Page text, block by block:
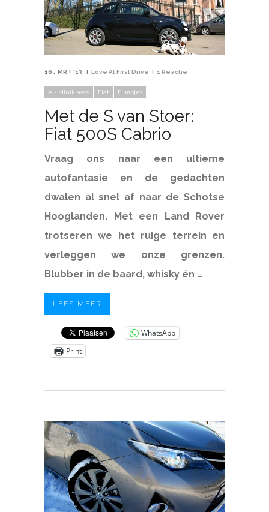
16 MRT '13 Love At First Drive 1 Reactie
A - Miniklasse Fiat Filmpjes
Met de S van Stoer:
Fiat 500S Cabrio
Vraag ons naar een ultieme
autofantasie en de gedachten
dwalen al snel af naar de Schotse
Hooglanden. Met een Land Rover
trotseren we het ruige terrein en
verleggen we onze grenzen.
Blubber in de baard, whisky én …
LEES MEER
WhatsApp
Print